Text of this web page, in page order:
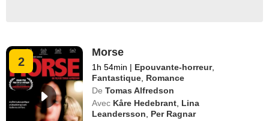
2
Morse
1h 54min | Epouvante-horreur,
Fantastique Romance
De Tomas Alfredson
Avec Kåre Hedebrant Lina
Leandersson
Per Ragnar